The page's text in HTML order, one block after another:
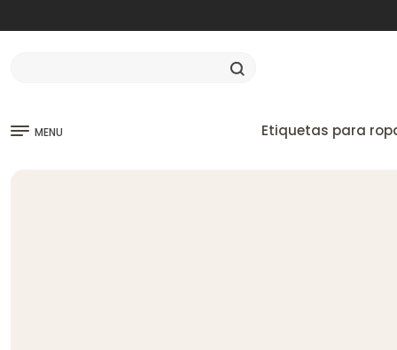
MENU Etiquetas para